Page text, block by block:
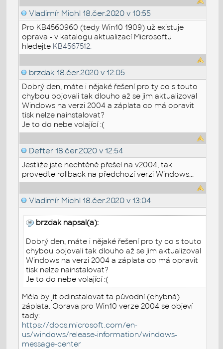
Vladimír Michl 18.čer.2020 v 10:55
Pro KB4560960 (tedy Win10 1909) už existuje
oprava - v katalogu aktualizací Microsoftu
hledejte KB4567512.
brzdak 18.čer.2020 v 12:05
Dobrý den, máte i nějaké řešení pro ty co s touto
chybou bojovali tak dlouho až se jim aktualizoval
Windows na verzi 2004 a záplata co má opravit
tisk nelze nainstalovat?
Je to do nebe volající :(
Defter 18.čer.2020 v 12:54
Jestliže jste nechtěně přešel na v2004, tak
proveďte rollback na předchozí verzi Windows...
Vladimír Michl 18.čer.2020 v 13:04
brzdak napsal(a):
Dobrý den, máte i nějaké řešení pro ty co s touto
chybou bojovali tak dlouho až se jim aktualizoval
Windows na verzi 2004 a záplata co má opravit
tisk nelze nainstalovat?
Je to do nebe volající :(
Měla by jít odinstalovat ta původní (chybná)
záplata. Oprava pro Win10 verze 2004 se objeví
tady:
https://docs.microsoft.com/en-
us/windows/release-information/windows-
message-center